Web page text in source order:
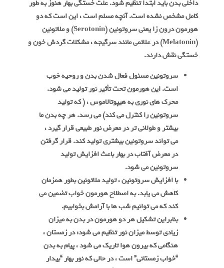
داخلی بدن باید ابتدا تنظیم شود. علت خستگی بهار هنوز به طور
کامل مشخص نشده است. آنچه مسلم است ، این است که دو
هورمون درون زا یعنی سروتونین (Serotonin) و ملاتونین
(Melatonin) در علائمی مانند سرگیجه ، مشکلات گردش خون و
خستگی نقش دارند.
سروتونین مسئول فعال شدن بدن و روحیه خوب
است. این هورمون تحت تأثیر نور تولید می شود.
محرک های نوری به هیپوتالاموس ، ( که تولید
سروتونین را کنترل می کند) می رسد. هر چه بدن ما
بیشتر و طولانی تر در معرض نور طبیعی قرار گیرد ،
می تواند سروتونین بیشتری تولید کند. قرار گرفتن
در معرض آفتاب در بهار باعث افزایش تولید
سروتونین می شود.
با افزایش سروتونین ، تولید ملاتونین بطور همزمان
کاهش می یابد. به اصطلاح هورمون خواب تضمین می
کند که می توانیم شب ها با آرامش بخوابیم.
بنابراین تشکیل هر دو هورمون در بدن به میزان
زیادی توسط میزان نور تنظیم می شود: در زمستان ،
هنگامی که بیرون هوا تاریک می شود ، پیام به بدن
“خواب زمستانی” است ، در حالی که نور بهار “بیدار